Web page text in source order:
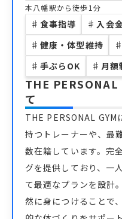
本八幡駅から徒歩1分
♯ 食事指導 ♯ 入会
♯ 健康・体型維持 ♯
♯ 手ぶらOK ♯ 月額
THE PERSONAL
て
THE PERSONAL GYM
持つトレーナーや、最
数在籍しています。完
グを提供しており、一
て最適なプランを設計
然に身につけることで